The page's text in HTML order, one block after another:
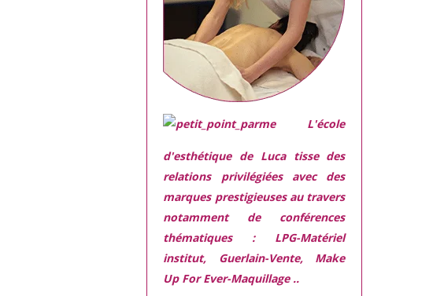
L'école
d'esthétique de Luca tisse des
relations privilégiées avec des
marques prestigieuses au travers
notamment de conférences
thématiques : LPG-Matériel
institut, Guerlain-Vente, Make
Up For Ever-Maquillage ..